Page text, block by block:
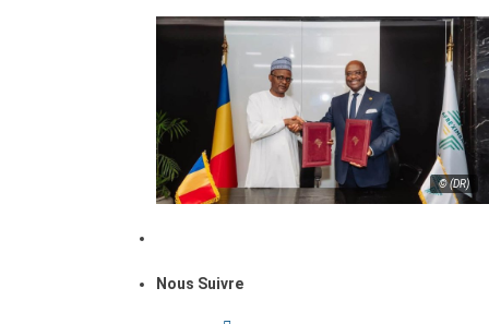
© (DR)
Nous Suivre